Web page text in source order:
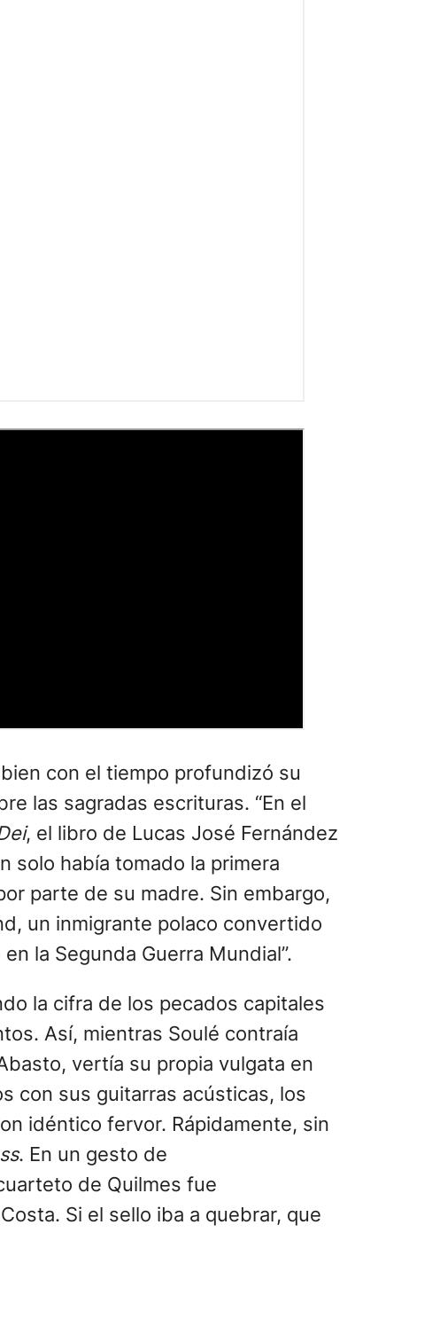
con el tiempo profundizó su
las sagradas escrituras. “En el
, el libro de Lucas José Fernández
solo había tomado la primera
parte de su madre. Sin embargo,
un inmigrante polaco convertido
la Segunda Guerra Mundial”.
la cifra de los pecados capitales
Así, mientras Soulé contraía
vertía su propia vulgata en
con sus guitarras acústicas, los
idéntico fervor. Rápidamente, sin
. En un gesto de
de Quilmes fue
Si el sello iba a quebrar, que